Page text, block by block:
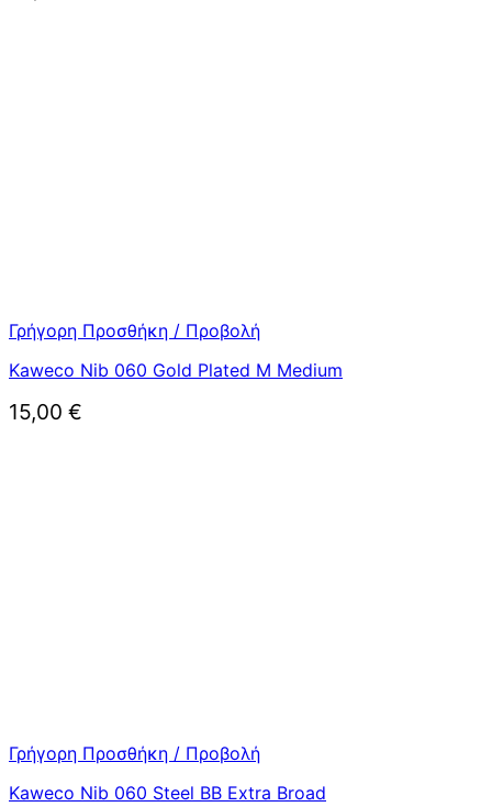
Γρήγορη Προσθήκη / Προβολή
Kaweco Nib 060 Gold Plated M Medium
15,00 €
Γρήγορη Προσθήκη / Προβολή
Kaweco Nib 060 Steel BB Extra Broad